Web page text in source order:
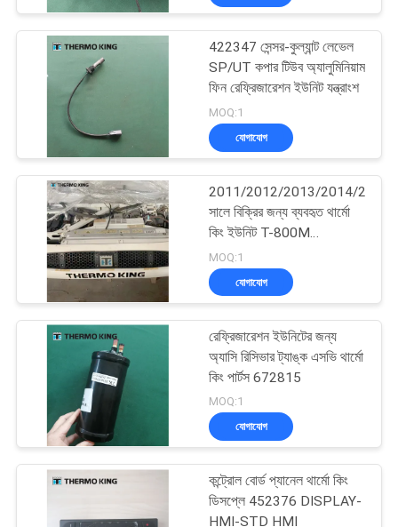
কারখানা
পরিদর্শন
নিয়ন্ত্রণ
আমাদের
যোগাযোগ
খবর
সাইট
ম্যাপ
থার্মো কিং ভ্যান
রেফ্রিজারেশন ইউনিট
21
ক্যারিয়ার রেফ্রিজারেশন
ইউনিট
60
থার্মো কিং অংশ
422347 সেন্সর-কুল্যান্ট লেভেল
SP/UT কপার টিউব অ্যালুমিনিয়াম
ফিন রেফ্রিজারেশন ইউনিট যন্ত্রাংশ
MOQ:1
যোগাযোগ
2011/2012/2013/2014/2015
সালে বিক্রির জন্য ব্যবহৃত থার্মো
কিং ইউনিট T-800M
রেফ্রিজারেশন ভাল এবং ভাল মানের
কাজ করে
MOQ:1
যোগাযোগ
রেফ্রিজারেশন ইউনিটের জন্য
অ্যাসি রিসিভার ট্যাঙ্ক এসভি থার্মো
কিং পার্টস 672815
MOQ:1
যোগাযোগ
কন্ট্রোল বোর্ড প্যানেল থার্মো কিং
ডিসপ্লে 452376 DISPLAY-
HMI-STD HMI